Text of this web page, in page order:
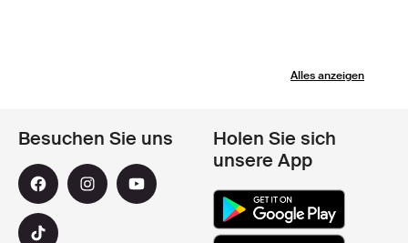
Alles anzeigen
Besuchen Sie uns
Holen Sie sich
unsere App